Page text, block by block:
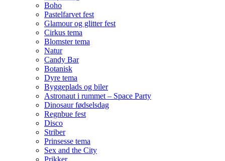
Boho
Pastelfarvet fest
Glamour og glitter fest
Cirkus tema
Blomster tema
Natur
Candy Bar
Botanisk
Dyre tema
Byggeplads og biler
Astronaut i rummet – Space Party
Dinosaur fødselsdag
Regnbue fest
Disco
Striber
Prinsesse tema
Sex and the City